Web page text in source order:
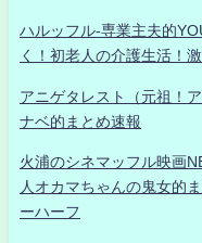
ハルッフル-専業主夫的
く！初老人の介護生活！
アニゲタレスト（元祖！
ナベ的まとめ速報
火浦のシネマッフル映画
人オカマちゃんの鬼女的
ーハーフ